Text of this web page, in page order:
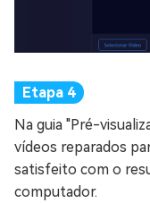
Na guia "Pré-
vídeos reparados
satisfeito com o
computador.